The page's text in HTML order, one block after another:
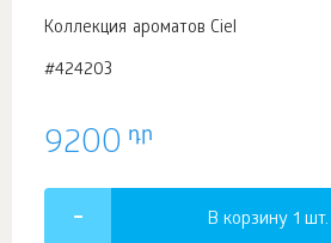
Коллекция ароматов Ciel
#424203
9200 դր
В корзину 1 шт.